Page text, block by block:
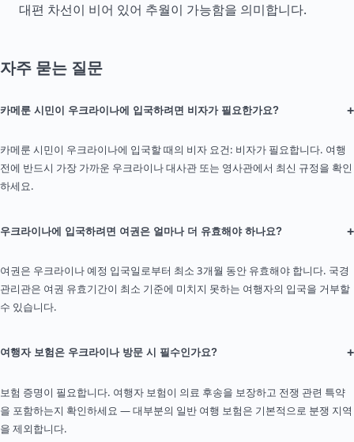
대편 차선이 비어 있어 추월이 가능함을 의미합니다.
자주 묻는 질문
카메룬 시민이 우크라이나에 입국하려면 비자가 필요한가요? +
카메룬 시민이 우크라이나에 입국할 때의 비자 요건: 비자가 필요합니다. 여행
전에 반드시 가장 가까운 우크라이나 대사관 또는 영사관에서 최신 규정을 확인
하세요.
우크라이나에 입국하려면 여권은 얼마나 더 유효해야 하나요? +
여권은 우크라이나 예정 입국일로부터 최소 3개월 동안 유효해야 합니다. 국경
관리관은 여권 유효기간이 최소 기준에 미치지 못하는 여행자의 입국을 거부할
수 있습니다.
여행자 보험은 우크라이나 방문 시 필수인가요? +
보험 증명이 필요합니다. 여행자 보험이 의료 후송을 보장하고 전쟁 관련 특약
을 포함하는지 확인하세요 — 대부분의 일반 여행 보험은 기본적으로 분쟁 지역
을 제외합니다.